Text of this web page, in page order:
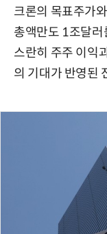
크론의 목표주가
총액만도 1조달
스란히 주주 이익
의 기대가 반영된